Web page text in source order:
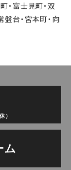
・富士見町・双
盤台・宮本町・向
）
ム